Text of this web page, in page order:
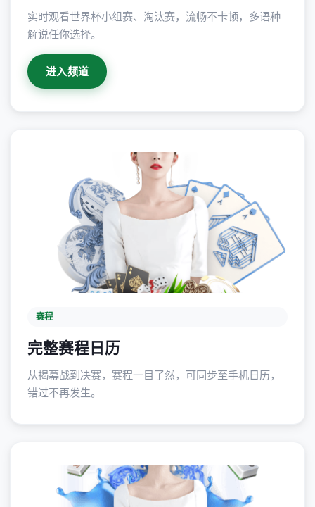
实时观看世界杯小组赛、淘汰赛，流畅不卡顿，多语种
解说任你选择。
进入频道
赛程
完整赛程日历
从揭幕战到决赛，赛程一目了然，可同步至手机日历，
错过不再发生。